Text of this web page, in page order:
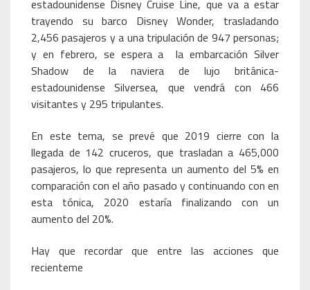
estadounidense Disney Cruise Line, que va a estar
trayendo su barco Disney Wonder, trasladando
2,456 pasajeros y a una tripulación de 947 personas;
y en febrero, se espera a la embarcación Silver
Shadow de la naviera de lujo británica-
estadounidense Silversea, que vendrá con 466
visitantes y 295 tripulantes.
En este tema, se prevé que 2019 cierre con la
llegada de 142 cruceros, que trasladan a 465,000
pasajeros, lo que representa un aumento del 5% en
comparación con el año pasado y continuando con en
esta tónica, 2020 estaría finalizando con un
aumento del 20%.
Hay que recordar que entre las acciones que
recienteme